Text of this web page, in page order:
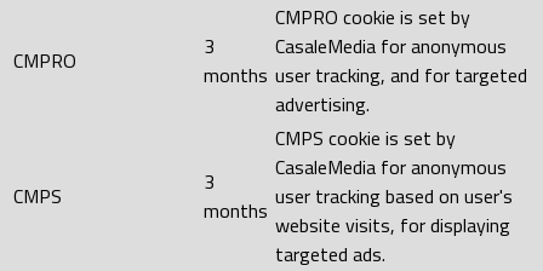
CMPRO
3
months
CMPRO cookie is set by
CasaleMedia for anonymous
user tracking, and for targeted
advertising.
CMPS
3
months
CMPS cookie is set by
CasaleMedia for anonymous
user tracking based on user's
website visits, for displaying
targeted ads.